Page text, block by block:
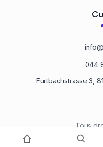
044
Furtbachstrasse 3,
Tous
Bucan